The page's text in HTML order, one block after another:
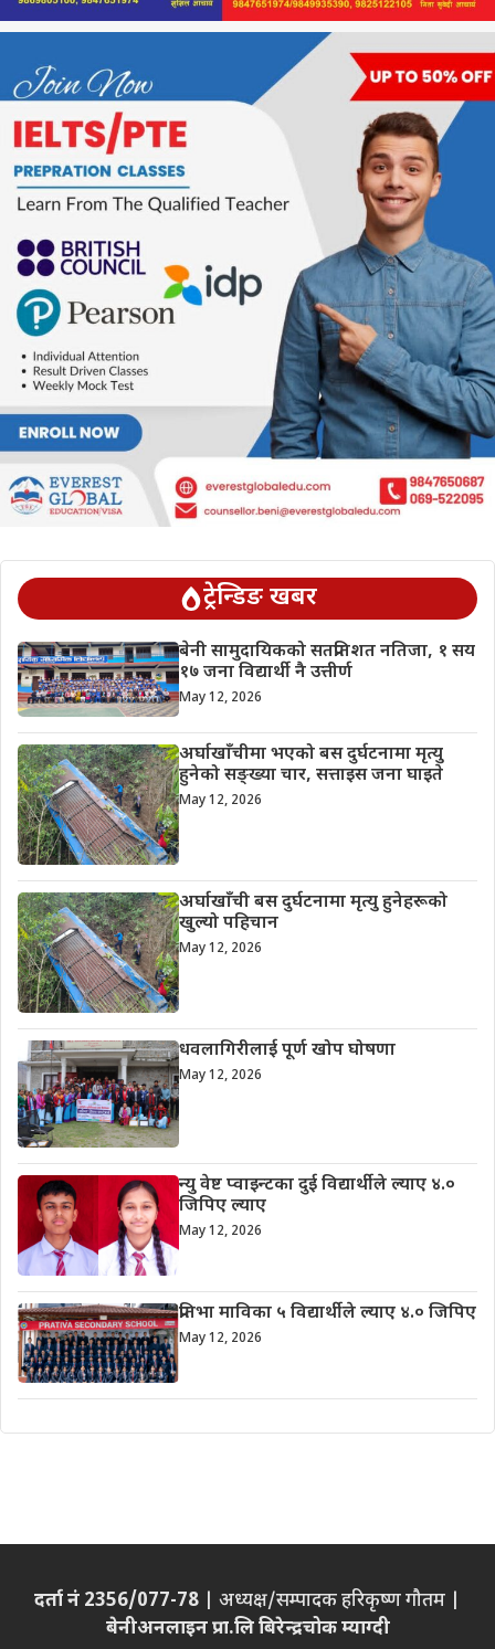
ट्रेन्डिङ खबर
बेनी सामुदायिकको सतप्रतिशत नतिजा, १ सय
१७ जना विद्यार्थी नै उत्तीर्ण
May 12, 2026
अर्घाखाँचीमा भएको बस दुर्घटनामा मृत्यु
हुनेको सङ्ख्या चार, सत्ताइस जना घाइते
May 12, 2026
अर्घाखाँची बस दुर्घटनामा मृत्यु हुनेहरूको
खुल्यो पहिचान
May 12, 2026
धवलागिरीलाई पूर्ण खोप घोषणा
May 12, 2026
न्यु वेष्ट प्वाइन्टका दुई विद्यार्थीले ल्याए ४.०
जिपिए ल्याए
May 12, 2026
प्रतिभा माविका ५ विद्यार्थीले ल्याए ४.० जिपिए
May 12, 2026
दर्ता नं 2356/077-78 | अध्यक्ष/सम्पादक हरिकृष्ण गौतम |
बेनीअनलाइन प्रा.लि बिरेन्द्रचोक म्याग्दी